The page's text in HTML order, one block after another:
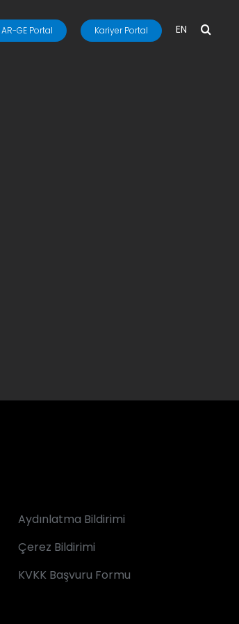
AR-GE Portal Kariyer Portal EN
Aydınlatma Bildirimi
Çerez Bildirimi
KVKK Başvuru Formu